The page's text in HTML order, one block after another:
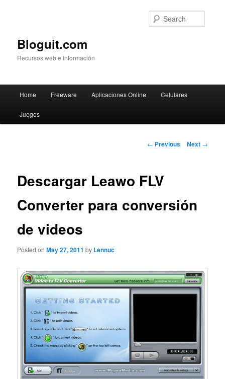
Bloguit.com
Recursos web e Información
Skip
to
Home Freeware Aplicaciones Online Celulares
Juegos
Post
← Previous Next →
Descargar Leawo FLV
Converter para conversión
de videos
Posted onMay 27, 2011 by Lennuc